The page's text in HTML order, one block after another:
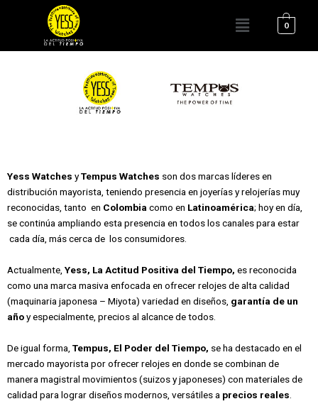
Menú 0
Yess Watches yTempus Watches son dos marcas líderes en
distribución mayorista, teniendo presencia en joyerías y relojerías muy
reconocidas, tanto en Colombia como en Latinoamérica; hoy en día,
se continúa ampliando esta presencia en todos los canales para estar
cada día, más cerca de los consumidores.
Actualmente, Yess, La Actitud Positiva del Tiempo, es reconocida
como una marca masiva enfocada en ofrecer relojes de alta calidad
(maquinaria japonesa – Miyota) variedad en diseños, garantía de un
añoy especialmente, precios al alcance de todos.
De igual forma, Tempus, El Poder del Tiempo, se ha destacado en el
mercado mayorista por ofrecer relojes en donde se combinan de
manera magistral movimientos (suizos y japoneses) con materiales de
calidad para lograr diseños modernos, versátiles a precios reales